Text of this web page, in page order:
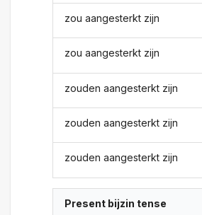
zou aangesterkt zijn
zou aangesterkt zijn
zouden aangesterkt zijn
zouden aangesterkt zijn
zouden aangesterkt zijn
Present bijzin tense